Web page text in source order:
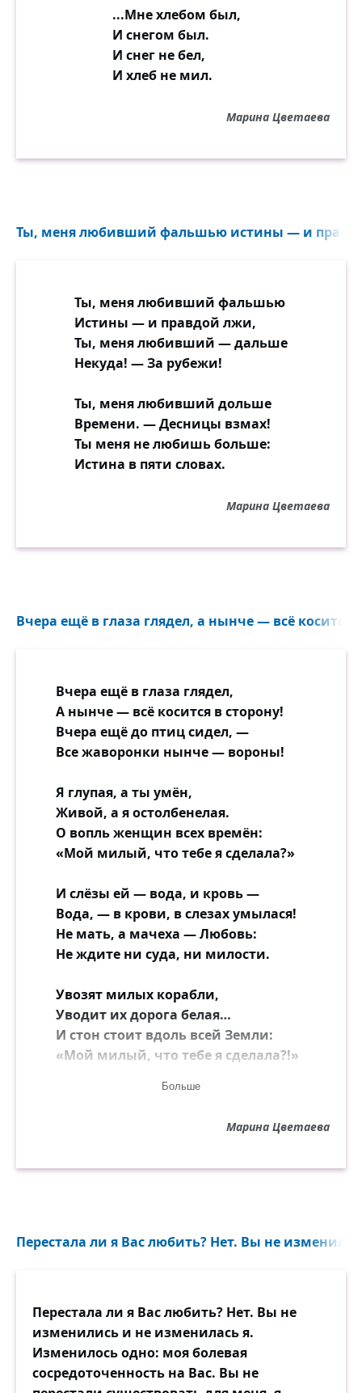
...Мне хлебом был,
И снегом был.
И снег не бел,
И хлеб не мил.
Марина Цветаева
Ты, меня любивший фальшью истины — и
Ты, меня любивший фальшью
Истины — и правдой лжи,
Ты, меня любивший — дальше
Некуда! — За рубежи!
Ты, меня любивший дольше
Времени. — Десницы взмах!
Ты меня не любишь больше:
Истина в пяти словах.
Марина Цветаева
Вчера ещё в глаза глядел, а нынче — всё косится
Вчера ещё в глаза глядел,
А нынче — всё косится в сторону!
Вчера ещё до птиц сидел, —
Все жаворонки нынче — вороны!
Я глупая, а ты умён,
Живой, а я остолбенелая.
О вопль женщин всех времён:
«Мой милый, что тебе я сделала?»
И слёзы ей — вода, и кровь —
Вода, — в крови, в слезах умылася!
Не мать, а мачеха — Любовь:
Не ждите ни суда, ни милости.
Увозят милых корабли,
Уводит их дорога белая…
И стон стоит вдоль всей Земли:
«Мой милый, что тебе я сделала?!»
Вчера ещё — в ногах лежал!
Враз обе рученьки разжал, —
Я и в аду тебе скажу:
«За что, за что терплю и бедствую?»
«Отцеловал — колесовать:
Другую целовать», — ответствуют.
Больше
Марина Цветаева
Перестала ли я Вас любить? Нет. Вы не
Перестала ли я Вас любить? Нет. Вы не
изменились и не изменилась я.
Изменилось одно: моя болевая
сосредоточенность на Вас. Вы не